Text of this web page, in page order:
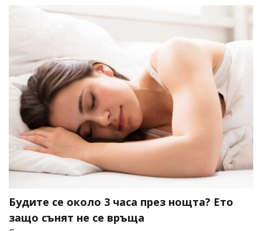
Будите се около 3 часа през нощта? Ето
защо сънят не се връща